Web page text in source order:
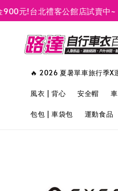
!台北禮客公館店試賣中~ 查
🔥 2026 夏暑單車旅行季
風衣 | 背心 安全帽
包包 | 車袋包 運動食品